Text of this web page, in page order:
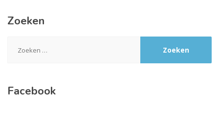
Zoeken
naar:
Facebook